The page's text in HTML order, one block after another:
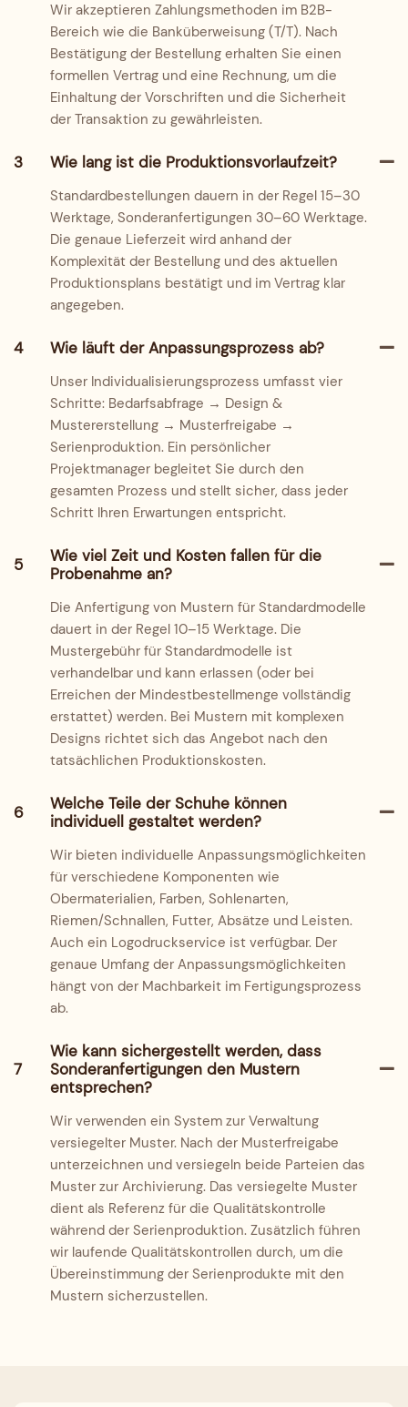
Wir akzeptieren Zahlungsmethoden im B2B-
Bereich wie die Banküberweisung (T/T). Nach
Bestätigung der Bestellung erhalten Sie einen
formellen Vertrag und eine Rechnung, um die
Einhaltung der Vorschriften und die Sicherheit
der Transaktion zu gewährleisten.
3 Wie lang ist die Produktionsvorlaufzeit?
Standardbestellungen dauern in der Regel 15–30
Werktage, Sonderanfertigungen 30–60 Werktage.
Die genaue Lieferzeit wird anhand der
Komplexität der Bestellung und des aktuellen
Produktionsplans bestätigt und im Vertrag klar
angegeben.
4 Wie läuft der Anpassungsprozess ab?
Unser Individualisierungsprozess umfasst vier
Schritte: Bedarfsabfrage → Design &
Mustererstellung → Musterfreigabe →
Serienproduktion. Ein persönlicher
Projektmanager begleitet Sie durch den
gesamten Prozess und stellt sicher, dass jeder
Schritt Ihren Erwartungen entspricht.
5
Wie viel Zeit und Kosten fallen für die
Probenahme an?
Die Anfertigung von Mustern für Standardmodelle
dauert in der Regel 10–15 Werktage. Die
Mustergebühr für Standardmodelle ist
verhandelbar und kann erlassen (oder bei
Erreichen der Mindestbestellmenge vollständig
erstattet) werden. Bei Mustern mit komplexen
Designs richtet sich das Angebot nach den
tatsächlichen Produktionskosten.
6
Welche Teile der Schuhe können
individuell gestaltet werden?
Wir bieten individuelle Anpassungsmöglichkeiten
für verschiedene Komponenten wie
Obermaterialien, Farben, Sohlenarten,
Riemen/Schnallen, Futter, Absätze und Leisten.
Auch ein Logodruckservice ist verfügbar. Der
genaue Umfang der Anpassungsmöglichkeiten
hängt von der Machbarkeit im Fertigungsprozess
ab.
7
Wie kann sichergestellt werden, dass
Sonderanfertigungen den Mustern
entsprechen?
Wir verwenden ein System zur Verwaltung
versiegelter Muster. Nach der Musterfreigabe
unterzeichnen und versiegeln beide Parteien das
Muster zur Archivierung. Das versiegelte Muster
dient als Referenz für die Qualitätskontrolle
während der Serienproduktion. Zusätzlich führen
wir laufende Qualitätskontrollen durch, um die
Übereinstimmung der Serienprodukte mit den
Mustern sicherzustellen.